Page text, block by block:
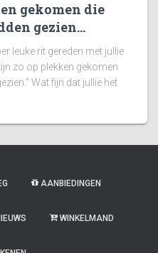
gekomen die
gezien…
leuke rit gereden met jullie
zo op plekken gekomen
Wat fijn dat jullie het
AANBIEDINGEN
WINKELMAND